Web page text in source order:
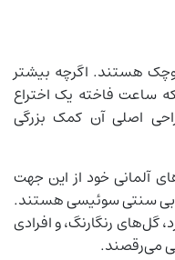
هستند. اگرچه بیشتر
ساعت فاخته یک اختراع
اصلی آن کمک بزرگی
آلمانی خود از این جهت
سنتی سوئیسی هستند.
گل‌های رنگارنگ، و افرادی
می‌رقصند.